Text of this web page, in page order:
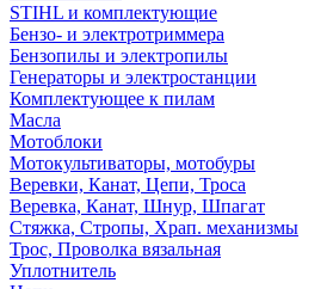
STIHL и комплектующие
Бензо- и электротриммера
Бензопилы и электропилы
Генераторы и электростанции
Комплектующее к пилам
Масла
Мотоблоки
Мотокультиваторы, мотобуры
Веревки, Канат, Цепи, Троса
Веревка, Канат, Шнур, Шпагат
Стяжка, Стропы, Храп. механизмы
Трос, Проволка вязальная
Уплотнитель